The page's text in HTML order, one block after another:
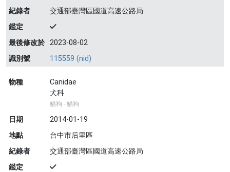
紀錄者
交通部臺灣區國道高速公路局
鑑定
最後修改於 2023-08-02
識別號
115559 (nid)
物種
Canidae
犬科
貓狗 - 貓狗
日期
2014-01-19
地點
台中市后里區
紀錄者
交通部臺灣區國道高速公路局
鑑定